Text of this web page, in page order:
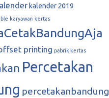
kalender 2019
karyawan kertas
printing pabrik kertas
Percetakan
percetakanbandung